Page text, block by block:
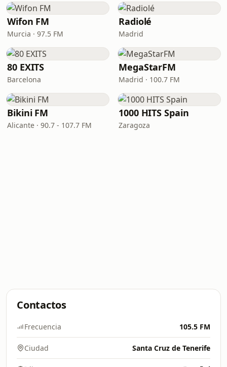
Wifon FM
Murcia · 97.5 FM
Radiolé
Madrid
80 EXITS
Barcelona
MegaStarFM
Madrid · 100.7 FM
Bikini FM
Alicante · 90.7 - 107.7 FM
1000 HITS Spain
Zaragoza
Contactos
Frecuencia 105.5 FM
Ciudad Santa Cruz de Tenerife